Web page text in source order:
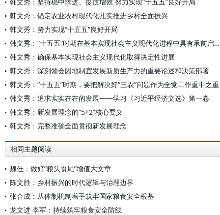
韩文秀：锚定农业农村现代化扎实推进乡村全面振兴
韩文秀：努力实现“十五五”良好开局
韩文秀：“十五五”时期在基本实现社会主义现代化进程中具有承前启后的重要地位
韩文秀：确保基本实现社会主义现代化取得决定性进展
韩文秀：深刻领会因地制宜发展新质生产力的重要论述和决策部署
韩文秀：“十五五”时期，要把解决好“三农”问题作为全党工作重中之重
韩文秀：追求实实在在的发展——学习《习近平经济文选》第一卷
韩文秀：新发展理念的“5+2”核心要义
韩文秀：完整准确全面贯彻新发展理念
相同主题阅读
魏佳：做好“粮头食尾”增值大文章
陈文胜：乡村振兴的时代逻辑与治理边界
张合成：从体制机制着手筑牢国家粮食安全根基
龙文进 李军：持续筑牢粮食安全防线